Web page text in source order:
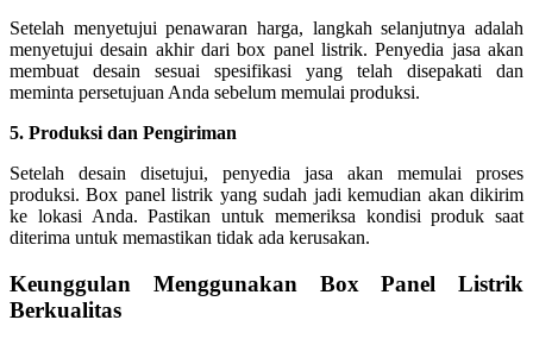
Setelah menyetujui penawaran harga, langkah selanjutnya adalah
menyetujui desain akhir dari box panel listrik. Penyedia jasa akan
membuat desain sesuai spesifikasi yang telah disepakati dan
meminta persetujuan Anda sebelum memulai produksi.
5. Produksi dan Pengiriman
Setelah desain disetujui, penyedia jasa akan memulai proses
produksi. Box panel listrik yang sudah jadi kemudian akan dikirim
ke lokasi Anda. Pastikan untuk memeriksa kondisi produk saat
diterima untuk memastikan tidak ada kerusakan.
Keunggulan Menggunakan Box Panel Listrik
Berkualitas